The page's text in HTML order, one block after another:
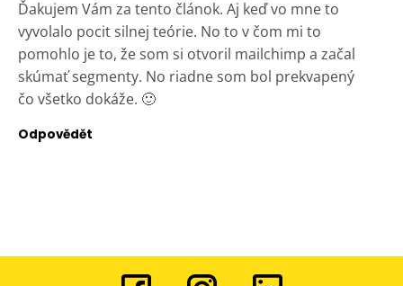
Ďakujem Vám za tento článok. Aj keď vo mne to
vyvolalo pocit silnej teórie. No to v čom mi to
pomohlo je to, že som si otvoril mailchimp a začal
skúmať segmenty. No riadne som bol prekvapený
čo všetko dokáže. 🙂
Odpovědět